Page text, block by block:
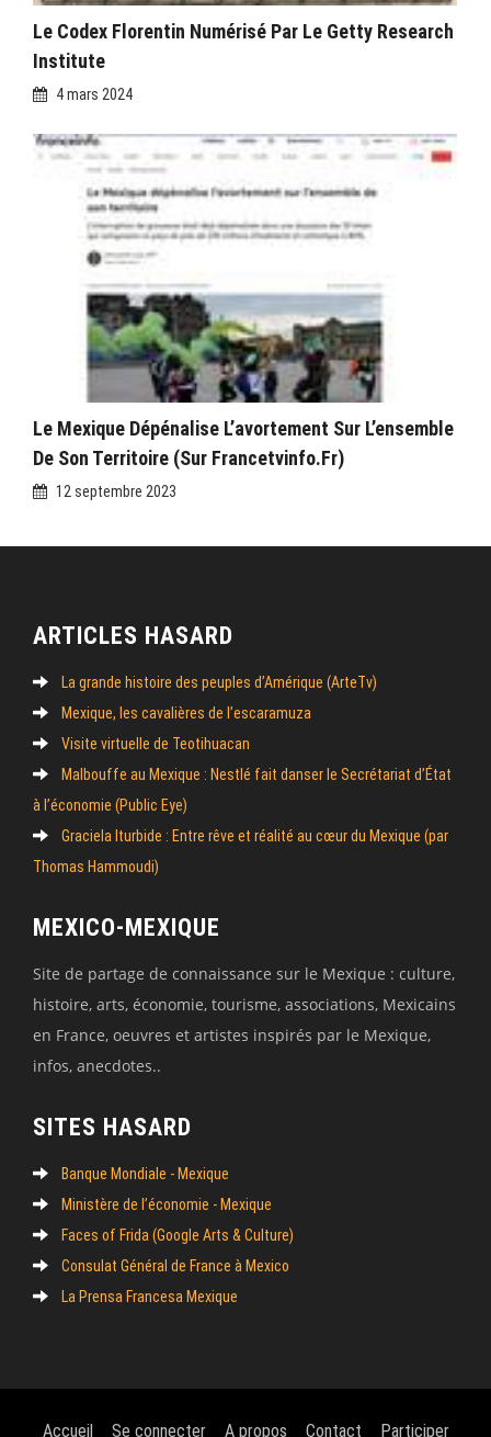
Le Codex Florentin Numérisé Par Le Getty Research
Institute
4 mars 2024
Le Mexique Dépénalise L’avortement Sur L’ensemble
De Son Territoire (sur Francetvinfo.fr)
12 septembre 2023
ARTICLES HASARD
La grande histoire des peuples d’Amérique (ArteTv)
Mexique, les cavalières de l’escaramuza
Visite virtuelle de Teotihuacan
Malbouffe au Mexique : Nestlé fait danser le Secrétariat d’État
à l’économie (Public Eye)
Graciela Iturbide : Entre rêve et réalité au cœur du Mexique (par
Thomas Hammoudi)
MEXICO-MEXIQUE
Site de partage de connaissance sur le Mexique : culture,
histoire, arts, économie, tourisme, associations, Mexicains
en France, oeuvres et artistes inspirés par le Mexique,
infos, anecdotes..
SITES HASARD
Banque Mondiale - Mexique
Ministère de l’économie - Mexique
Faces of Frida (Google Arts & Culture)
Consulat Général de France à Mexico
La Prensa Francesa Mexique
Accueil Se connecter A propos Contact Participer